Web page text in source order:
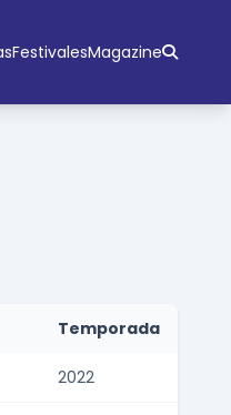
FestivalesMagazine
Temporada
2022